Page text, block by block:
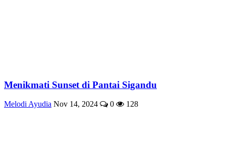
Menikmati Sunset di Pantai Sigandu
Melodi Ayudia Nov 14, 2024 0 128